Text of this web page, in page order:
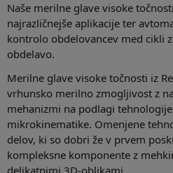
Naše merilne glave visoke
najrazličnejše aplikacije ter
kontrolo obdelovancev med cikli
obdelavo.
Merilne glave visoke točnosti iz
vrhunsko merilno zmogljivost z
mehanizmi na podlagi tehnologije
mikrokinematike. Omenjene
delov, ki so dobri že v prvem
kompleksne komponente z